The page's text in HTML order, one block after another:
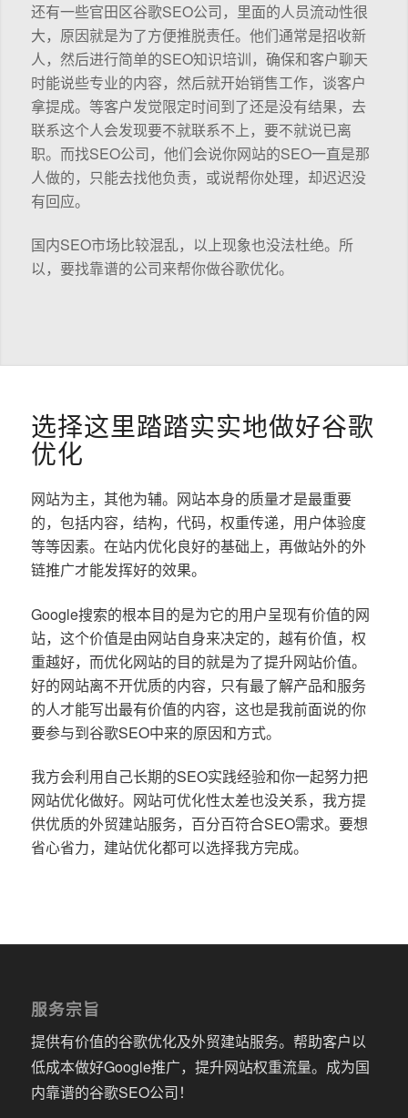
还有一些官田区谷歌SEO公司，里面的人员流动性很
大，原因就是为了方便推脱责任。他们通常是招收新
人，然后进行简单的SEO知识培训，确保和客户聊天
时能说些专业的内容，然后就开始销售工作，谈客户
拿提成。等客户发觉限定时间到了还是没有结果，去
联系这个人会发现要不就联系不上，要不就说已离
职。而找SEO公司，他们会说你网站的SEO一直是那
人做的，只能去找他负责，或说帮你处理，却迟迟没
有回应。
国内SEO市场比较混乱，以上现象也没法杜绝。所
以，要找靠谱的公司来帮你做谷歌优化。
选择这里踏踏实实地做好谷歌
优化
网站为主，其他为辅。网站本身的质量才是最重要
的，包括内容，结构，代码，权重传递，用户体验度
等等因素。在站内优化良好的基础上，再做站外的外
链推广才能发挥好的效果。
Google搜索的根本目的是为它的用户呈现有价值的网
站，这个价值是由网站自身来决定的，越有价值，权
重越好，而优化网站的目的就是为了提升网站价值。
好的网站离不开优质的内容，只有最了解产品和服务
的人才能写出最有价值的内容，这也是我前面说的你
要参与到谷歌SEO中来的原因和方式。
我方会利用自己长期的SEO实践经验和你一起努力把
网站优化做好。网站可优化性太差也没关系，我方提
供优质的外贸建站服务，百分百符合SEO需求。要想
省心省力，建站优化都可以选择我方完成。
服务宗旨
提供有价值的谷歌优化及外贸建站服务。帮助客户以
低成本做好Google推广，提升网站权重流量。成为国
内靠谱的谷歌SEO公司！